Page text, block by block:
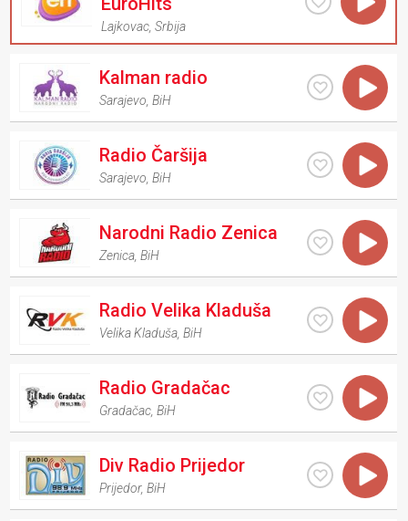
Lajkovac ,Srbija
Kalman radio
Sarajevo ,BiH
Radio Čaršija
Sarajevo ,BiH
Narodni Radio Zenica
Zenica ,BiH
Radio Velika Kladuša
Velika Kladuša ,BiH
Radio Gradačac
Gradačac ,BiH
Div Radio Prijedor
Prijedor,BiH